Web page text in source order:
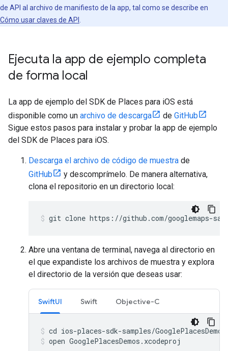
de API al archivo de manifiesto de la app, tal como se describe en
Cómo usar claves de API
Ejecuta la app de ejemplo completa
de forma local
La app de ejemplo del SDK de Places para iOS está
disponible como un archivo de descarga de GitHub
Sigue estos pasos para instalar y probar la app de ejemplo
del SDK de Places para iOS.
Descarga el archivo de código de muestra de
GitHub
y descomprímelo. De manera alternativa,
clona el repositorio en un directorio local:
git clone https://github.com/googlemaps-
Abre una ventana de terminal, navega al directorio en
el que expandiste los archivos de muestra y explora
el directorio de la versión que deseas usar:
SwiftUI Swift Objective-C
open GooglePlacesDemos.xcodeproj